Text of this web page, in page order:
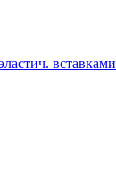
вставками